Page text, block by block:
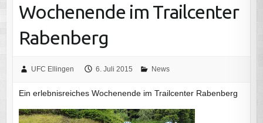
Wochenende im Trailcenter
Rabenberg
UFC Ellingen 6. Juli 2015 News
Ein erlebnisreiches Wochenende im Trailcenter Rabenberg